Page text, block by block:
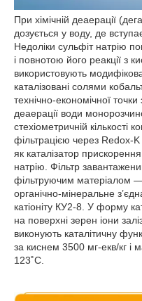
При хімічній деаерації
дозується у воду, де
Недоліки сульфіт натрію
і повнотою його реакції з
використовують
каталізовані солями
технічно-економічної точки
деаерації води
стехіометричній
фільтрацією через Redox-K
як каталізатор
натрію. Фільтр
фільтруючим матеріалом
органічно-мінеральне
катіоніту КУ2-8. У форму
на поверхні зерен іони
виконують каталітичну
за киснем 3500 мг-екв/кг і
123˚С.